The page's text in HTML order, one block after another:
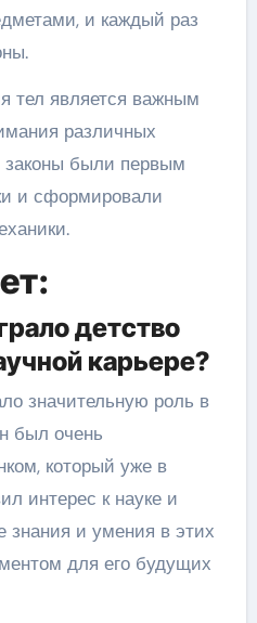
и каждый раз
тел является важным
различных
были первым
и сформировали
детство
карьере?
значительную роль в
был очень
который уже в
интерес к науке и
знания и умения в этих
для его будущих